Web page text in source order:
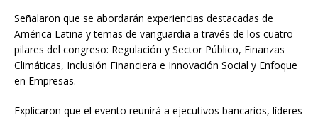
Señalaron que se abordarán experiencias destacadas de
América Latina y temas de vanguardia a través de los cuatro
pilares del congreso: Regulación y Sector Público, Finanzas
Climáticas, Inclusión Financiera e Innovación Social y Enfoque
en Empresas.
Explicaron que el evento reunirá a ejecutivos bancarios, líderes